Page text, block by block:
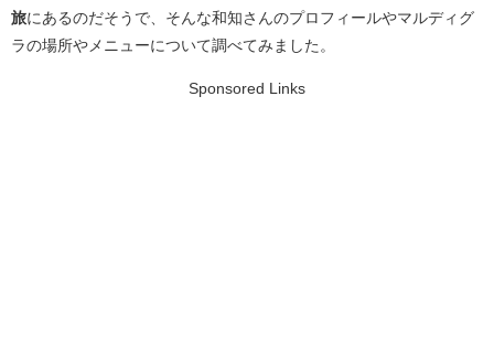
旅にあるのだそうで、そんな和知さんのプロフィールやマルディグ
ラの場所やメニューについて調べてみました。
Sponsored Links